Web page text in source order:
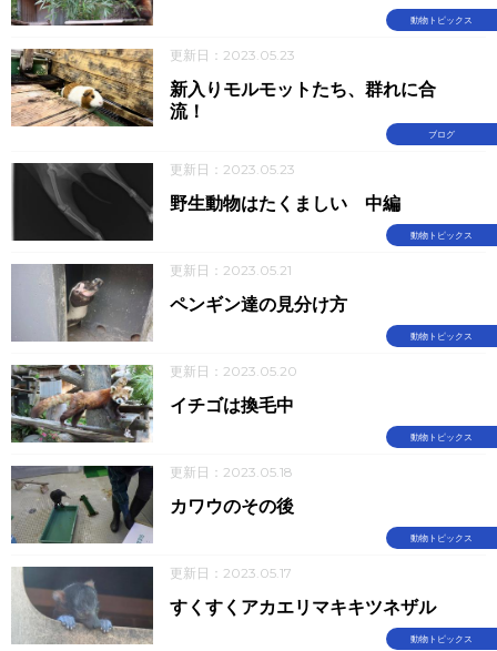
動物トピックス
更新日：2023.05.23
ブログ
新入りモルモットたち、群れに合
流！
更新日：2023.05.23
動物トピックス
野生動物はたくましい 中編
更新日：2023.05.21
動物トピックス
ペンギン達の見分け方
更新日：2023.05.20
動物トピックス
イチゴは換毛中
更新日：2023.05.18
動物トピックス
カワウのその後
更新日：2023.05.17
動物トピックス
すくすくアカエリマキキツネザル